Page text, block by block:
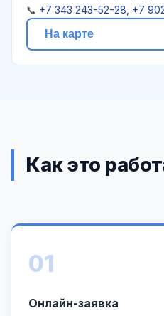
📞 +7 343 243-52-28, +7
На карте
Как это
01
Онлайн-заявка